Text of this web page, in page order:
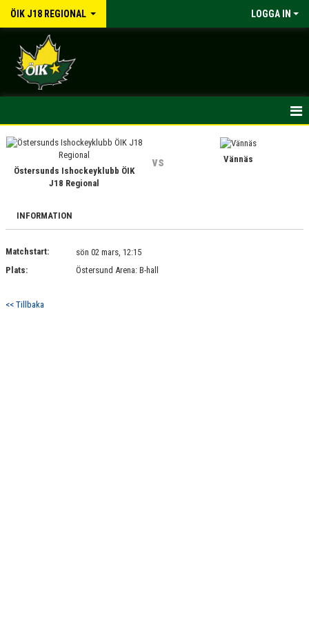
ÖIK J18 REGIONAL LOGGA IN
HEM
NYHETER
KALENDER
Östersunds Ishockeyklubb ÖIK
J18 Regional
vs Vännäs
INFORMATION
Matchstart:
sön 02 mars, 12:15
Plats:
Östersund Arena: B-hall
<< Tillbaka